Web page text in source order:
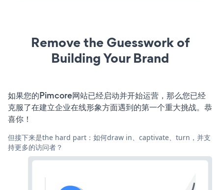
Remove the Guesswork of
Building Your Brand
如果您的Pimcore网站已经启动并开始运营，那么您已经
克服了在建立企业在线形象方面遇到的第一个重大挑战。恭
喜你！
但接下来是the hard part：如何draw in、captivate、turn，并支
持更多的访问者？